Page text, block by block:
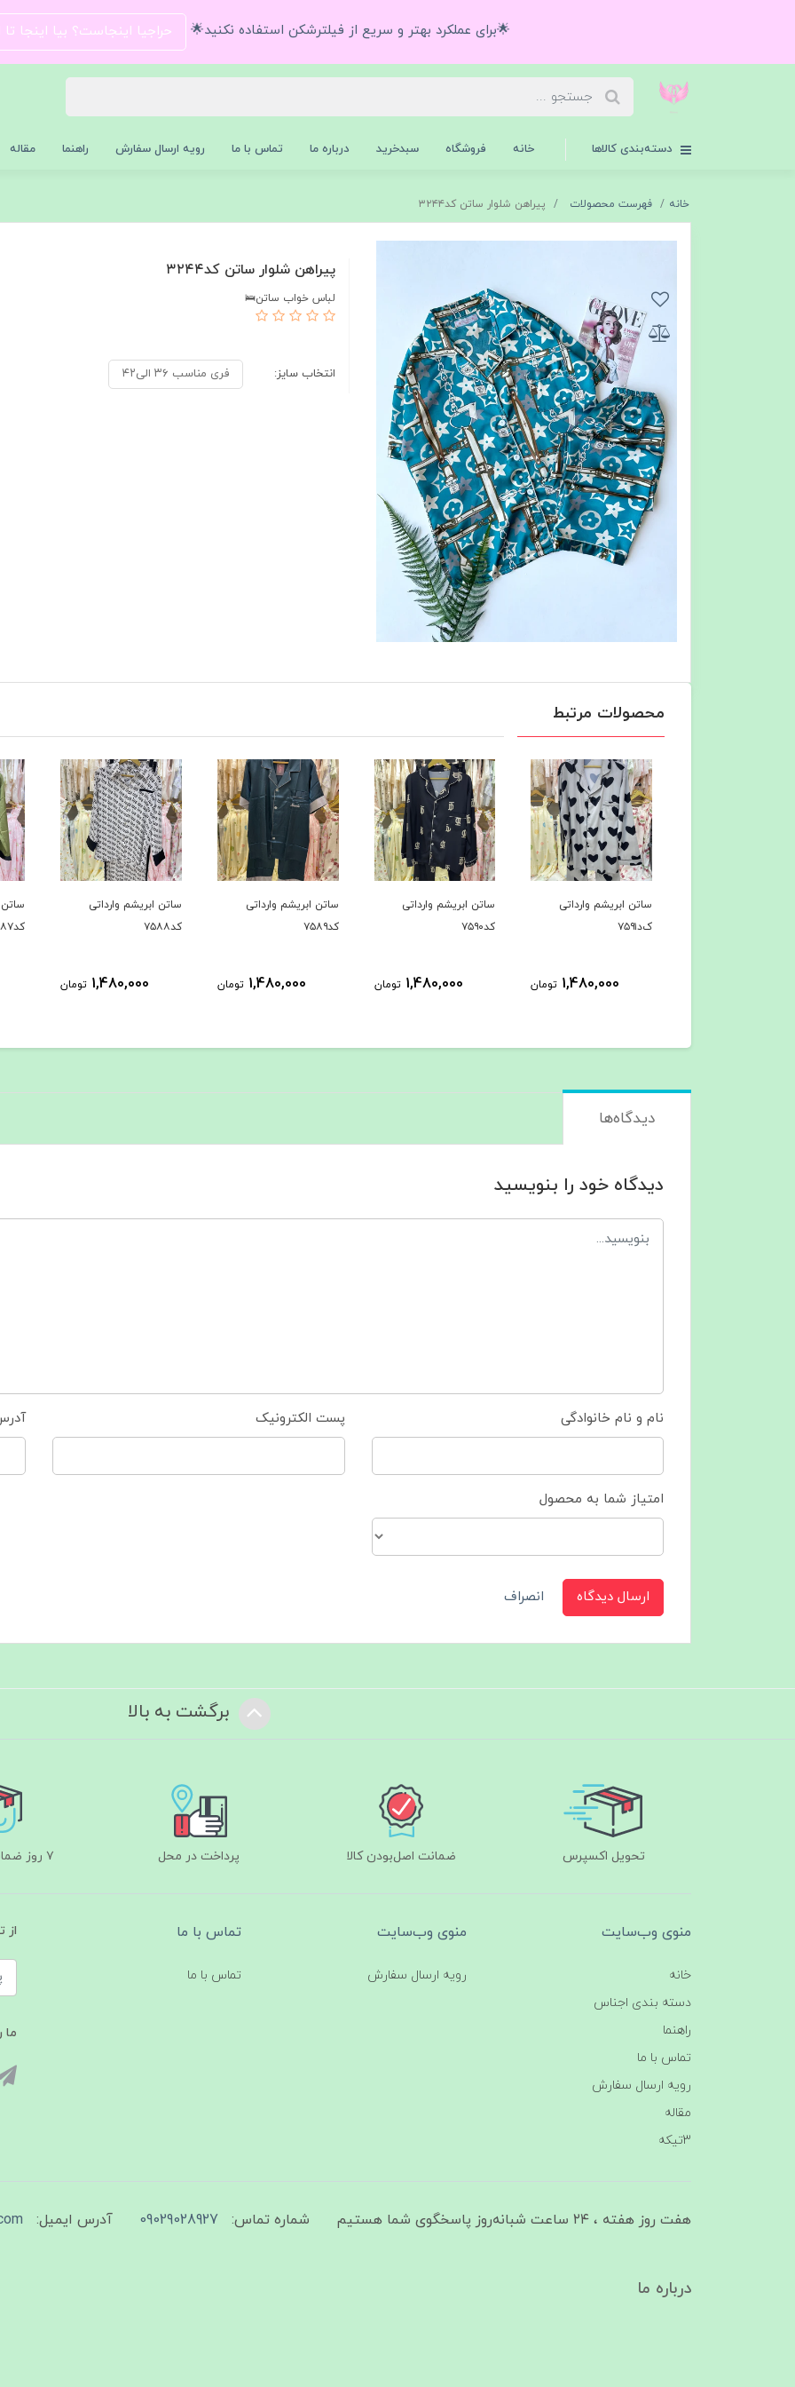
🌟برای عملکرد بهتر و سریع از فیلترشکن استفاده نکنید🌟 حراجیا اینجاست؟ بیا اینجا
دسته‌بندی کالاها خانه فروشگاه سبدخرید درباره ما تماس با ما رویه ارسال سفارش راهنما مقاله
خانه فهرست محصولات پیراهن شلوار ساتن کد۳۲۴۴
پیراهن شلوار ساتن کد۳۲۴۴
لباس خواب ساتن🛌
انتخاب سایز: فری مناسب ۳۶ الی۴۲
محصولات مرتبط
ساتن ابریشم وارداتی
ک‌د۷۵۹۱
1,480,000 تومان
ساتن ابریشم وارداتی
کد۷۵۹۰
1,480,000 تومان
ساتن ابریشم وارداتی
کد۷۵۸۹
1,480,000 تومان
ساتن ابریشم وارداتی
کد۷۵۸۸
1,480,000 تومان
ساتن
کد۷۵۸۷
دیدگاه‌ها
دیدگاه خود را بنویسید
نام و نام خانوادگی پست الکترونیک
امتیاز شما به محصول
ارسال دیدگاه انصراف
برگشت به بالا
تحویل اکسپرس ضمانت اصل‌بودن کالا پرداخت در محل ۷ روز ضمانت بازگشت
منوی وب‌سایت
خانه
دسته بندی اجناس
راهنما
تماس با ما
رویه ارسال سفارش
مقاله
3تیکه
منوی وب‌سایت
رویه ارسال سفارش
تماس با ما
تماس با ما
از
ما
هفت روز هفته ، ۲۴ ساعت شبانه‌روز پاسخگوی شما هستیم شماره تماس: 09029028927 آدرس ایمیل:
درباره ما